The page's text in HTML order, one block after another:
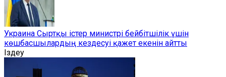
Украина Сыртқы істер министрі бейбітшілік үшін
көшбасшылардың кездесуі қажет екенін айтты
Іздеу